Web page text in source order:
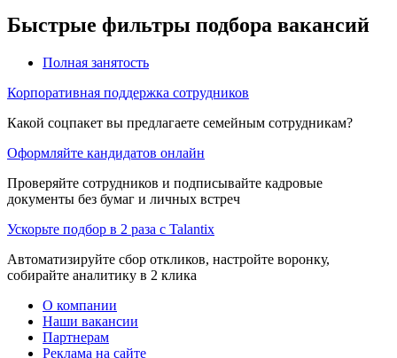
Быстрые фильтры подбора вакансий
Полная занятость
Корпоративная поддержка сотрудников
Какой соцпакет вы предлагаете семейным сотрудникам?
Оформляйте кандидатов онлайн
Проверяйте сотрудников и подписывайте кадровые
документы без бумаг и личных встреч
Ускорьте подбор в 2 раза с Talantix
Автоматизируйте сбор откликов, настройте воронку,
собирайте аналитику в 2 клика
О компании
Наши вакансии
Партнерам
Реклама на сайте